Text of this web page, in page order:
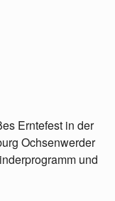
Erntefest in der
Ochsenwerder
und